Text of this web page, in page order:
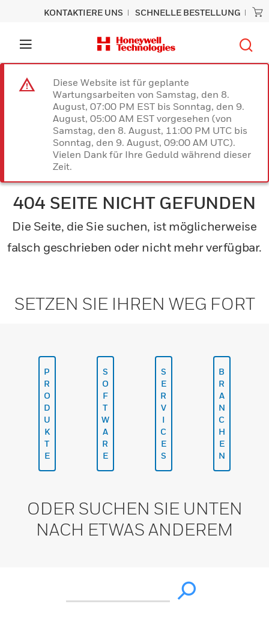
KONTAKTIERE UNS SCHNELLE BESTELLUNG
Diese Website ist für geplante
Wartungsarbeiten von Samstag, den 8.
August, 07:00 PM EST bis Sonntag, den 9.
August, 05:00 AM EST vorgesehen (von
Samstag, den 8. August, 11:00 PM UTC bis
Sonntag, den 9. August, 09:00 AM UTC).
Vielen Dank für Ihre Geduld während dieser
Zeit.
404 SEITE NICHT GEFUNDEN
Die Seite, die Sie suchen, ist möglicherweise
falsch geschrieben oder nicht mehr verfügbar.
SETZEN SIE IHREN WEG FORT
P
R
O
D
U
K
T
E
S
O
F
T
W
A
R
E
S
E
R
V
I
C
E
S
B
R
A
N
C
H
E
N
ODER SUCHEN SIE UNTEN
NACH ETWAS ANDEREM